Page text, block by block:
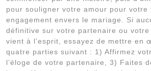
pour souligner votre amour pour votre
engagement envers le mariage. Si
définitive sur votre partenaire ou
vient à l’esprit, essayez de mettre en
quatre parties suivant : 1) Affirmez
l’éloge de votre partenaire, 3) Faites